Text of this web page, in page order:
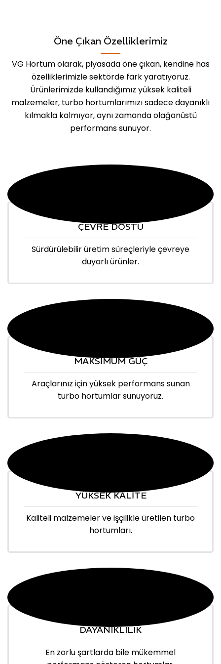
Öne Çıkan Özelliklerimiz
VG Hortum olarak, piyasada öne çıkan, kendine has
özelliklerimizle sektörde fark yaratıyoruz.
Ürünlerimizde kullandığımız yüksek kaliteli
malzemeler, turbo hortumlarımızı sadece dayanıklı
kılmakla kalmıyor, aynı zamanda olağanüstü
performans sunuyor.
ÇEVRE DOSTU
Sürdürülebilir üretim süreçleriyle çevreye
duyarlı ürünler.
MAKSİMUM GÜÇ
Araçlarınız için yüksek performans sunan
turbo hortumlar sunuyoruz.
YÜKSEK KALİTE
Kaliteli malzemeler ve işçilikle üretilen turbo
hortumları.
DAYANIKLILIK
En zorlu şartlarda bile mükemmel